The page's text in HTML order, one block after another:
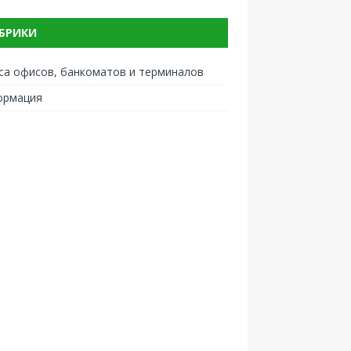
офисов, банкоматов и терминалов